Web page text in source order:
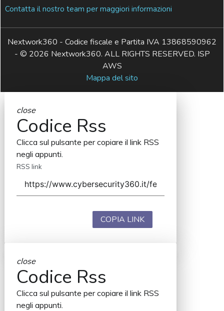
Contatta il nostro team per maggiori informazioni
Nextwork360 - Codice fiscale e Partita IVA 13868590962
- © 2026 Nextwork360. ALL RIGHTS RESERVED. ISP
AWS
Mappa del sito
close
Codice Rss
Clicca sul pulsante per copiare il link RSS
negli appunti.
RSS link
COPIA LINK
close
Codice Rss
Clicca sul pulsante per copiare il link RSS
negli appunti.